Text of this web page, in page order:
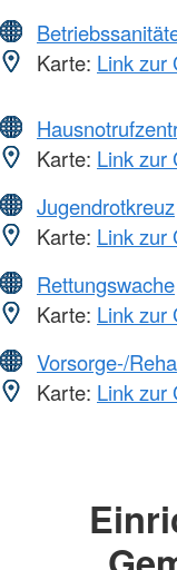
Karte: Link zur
Karte: Link zur
Jugendrotkreuz
Karte: Link zur
Rettungswache
Karte: Link zur
Vorsorge-/
Karte: Link zur